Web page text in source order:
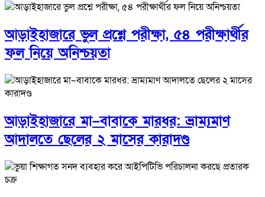
আড়াইহাজারে ভুল প্রশ্নে পরীক্ষা, ৫৪ পরীক্ষার্থীর
ফল নিয়ে অনিশ্চয়তা
আড়াইহাজারে মা–বাবাকে মারধর: ভ্রাম্যমাণ
আদালতে ছেলের ২ মাসের কারাদণ্ড